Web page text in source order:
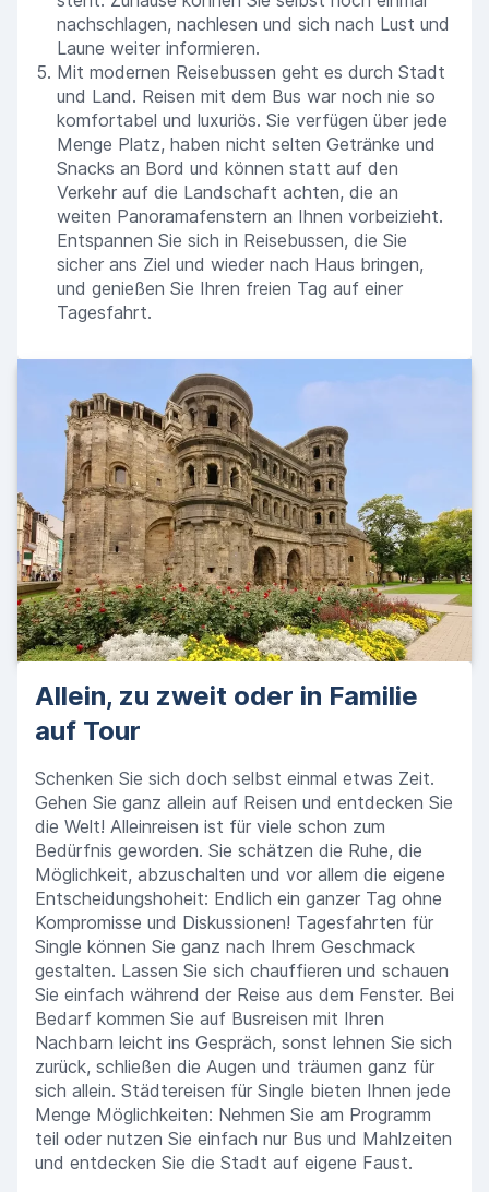
nachschlagen, nachlesen und sich nach Lust und
Laune weiter informieren.
Mit modernen Reisebussen geht es durch Stadt
und Land. Reisen mit dem Bus war noch nie so
komfortabel und luxuriös. Sie verfügen über jede
Menge Platz, haben nicht selten Getränke und
Snacks an Bord und können statt auf den
Verkehr auf die Landschaft achten, die an
weiten Panoramafenstern an Ihnen vorbeizieht.
Entspannen Sie sich in Reisebussen, die Sie
sicher ans Ziel und wieder nach Haus bringen,
und genießen Sie Ihren freien Tag auf einer
Tagesfahrt.
Allein, zu zweit oder in Familie
auf Tour
Schenken Sie sich doch selbst einmal etwas Zeit.
Gehen Sie ganz allein auf Reisen und entdecken Sie
die Welt! Alleinreisen ist für viele schon zum
Bedürfnis geworden. Sie schätzen die Ruhe, die
Möglichkeit, abzuschalten und vor allem die eigene
Entscheidungshoheit: Endlich ein ganzer Tag ohne
Kompromisse und Diskussionen! Tagesfahrten für
Single können Sie ganz nach Ihrem Geschmack
gestalten. Lassen Sie sich chauffieren und schauen
Sie einfach während der Reise aus dem Fenster. Bei
Bedarf kommen Sie auf Busreisen mit Ihren
Nachbarn leicht ins Gespräch, sonst lehnen Sie sich
zurück, schließen die Augen und träumen ganz für
sich allein. Städtereisen für Single bieten Ihnen jede
Menge Möglichkeiten: Nehmen Sie am Programm
teil oder nutzen Sie einfach nur Bus und Mahlzeiten
und entdecken Sie die Stadt auf eigene Faust.